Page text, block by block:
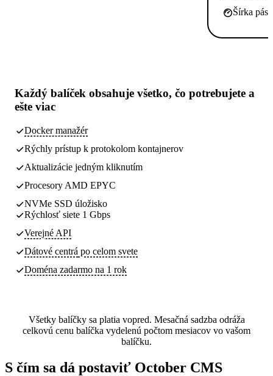
Šírka
Každý balíček obsahuje všetko, čo potrebujete a
ešte viac
Docker manažér
Rýchly prístup k protokolom kontajnerov
Aktualizácie jedným kliknutím
Procesory AMD EPYC
NVMe SSD úložisko
Rýchlosť siete 1 Gbps
Verejné API
Dátové centrá po celom svete
Doména zadarmo na 1 rok
Všetky balíčky sa platia vopred. Mesačná sadzba odráža
celkovú cenu balíčka vydelenú počtom mesiacov vo vašom
balíčku.
S čím sa dá postaviť October CMS